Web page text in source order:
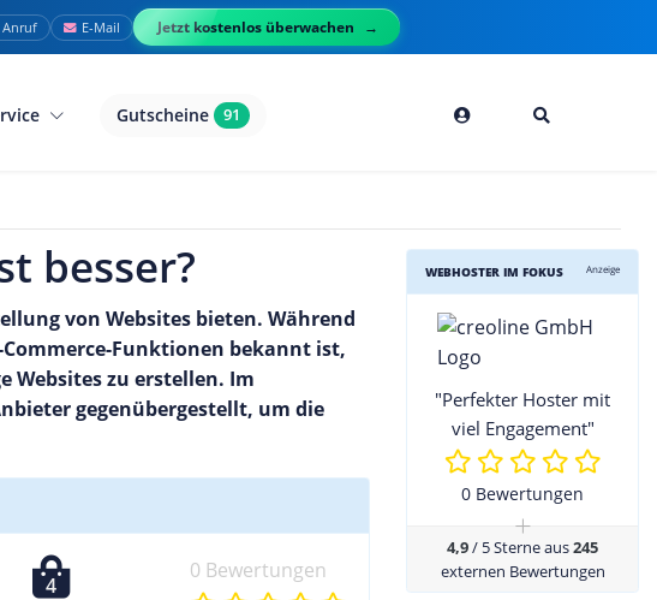
Anruf E-Mail Jetzt kostenlos überwachen
Gutscheine 91
besser?
von Websites bieten. Während
Funktionen bekannt ist,
Websites zu erstellen. Im
gegenübergestellt, um die
4
0 Bewertungen
WEBHOSTER IM FOKUS Anzeige
"Perfekter Hoster mit
viel Engagement"
0 Bewertungen
+
4,9/ 5 Sterne aus245
externen Bewertungen